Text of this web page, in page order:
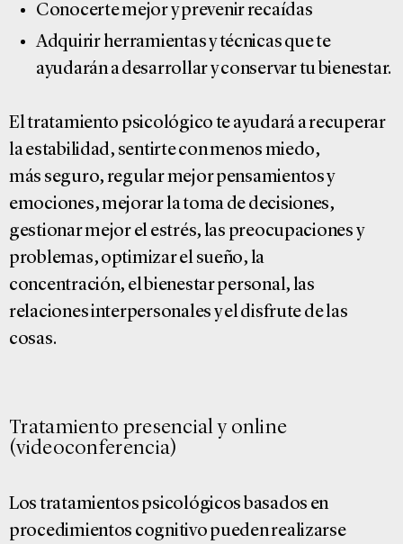
Conocerte mejor y prevenir recaídas
Adquirir herramientas y técnicas que te
ayudarán a desarrollar y conservar tu bienestar.
El tratamiento psicológico te ayudará a recuperar
la estabilidad, sentirte con menos miedo,
más seguro, regular mejor pensamientos y
emociones, mejorar la toma de decisiones,
gestionar mejor el estrés, las preocupaciones y
problemas, optimizar el sueño, la
concentración, el bienestar personal, las
relaciones interpersonales y el disfrute de las
cosas.
Tratamiento presencial y online
(videoconferencia)
Los tratamientos psicológicos basados en
procedimientos cognitivo pueden realizarse